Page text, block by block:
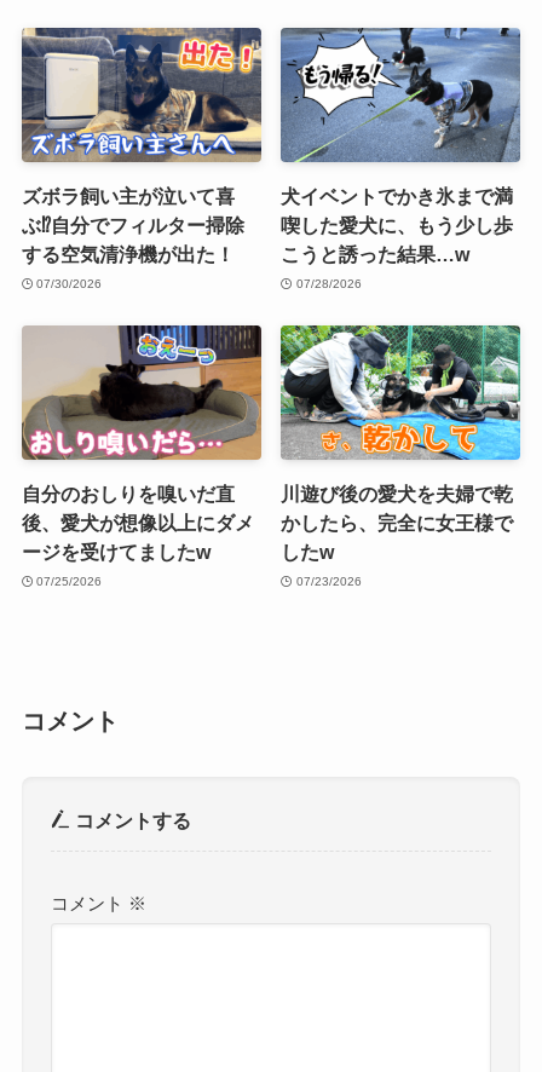
ズボラ飼い主が泣いて喜
ぶ⁉︎自分でフィルター掃除
する空気清浄機が出た！
07/30/2026
犬イベントでかき氷まで満
喫した愛犬に、もう少し歩
こうと誘った結果…w
07/28/2026
自分のおしりを嗅いだ直
後、愛犬が想像以上にダメ
ージを受けてましたw
07/25/2026
川遊び後の愛犬を夫婦で乾
かしたら、完全に女王様で
したw
07/23/2026
コメント
コメントする
コメント ※